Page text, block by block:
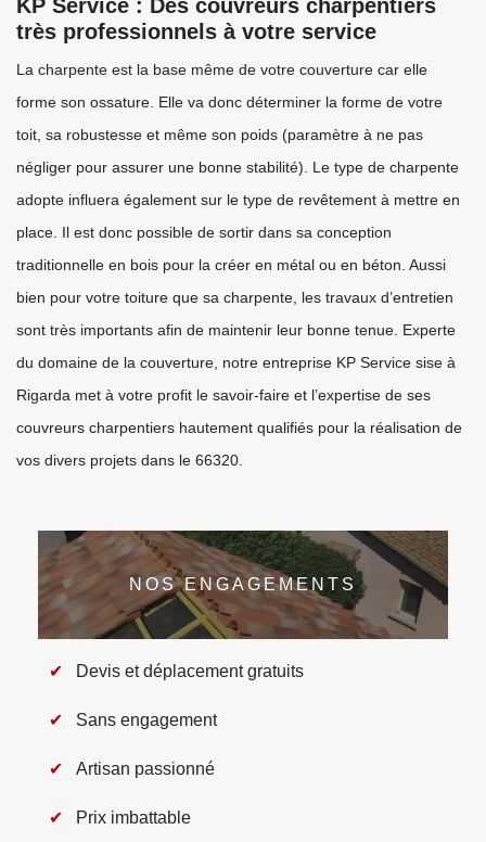
KP Service : Des couvreurs charpentiers
très professionnels à votre service
La charpente est la base même de votre couverture car elle
forme son ossature. Elle va donc déterminer la forme de votre
toit, sa robustesse et même son poids (paramètre à ne pas
négliger pour assurer une bonne stabilité). Le type de charpente
adopte influera également sur le type de revêtement à mettre en
place. Il est donc possible de sortir dans sa conception
traditionnelle en bois pour la créer en métal ou en béton. Aussi
bien pour votre toiture que sa charpente, les travaux d’entretien
sont très importants afin de maintenir leur bonne tenue. Experte
du domaine de la couverture, notre entreprise KP Service sise à
Rigarda met à votre profit le savoir-faire et l’expertise de ses
couvreurs charpentiers hautement qualifiés pour la réalisation de
vos divers projets dans le 66320.
NOS ENGAGEMENTS
Devis et déplacement gratuits
Sans engagement
Artisan passionné
Prix imbattable